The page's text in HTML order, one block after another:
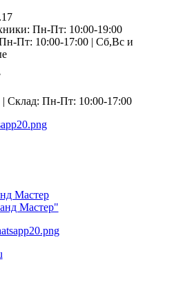
Пн-Пт: 10:00-19:00
Пт: 10:00-17:00 | Сб,Вс и
Склад: Пн-Пт: 10:00-17:00